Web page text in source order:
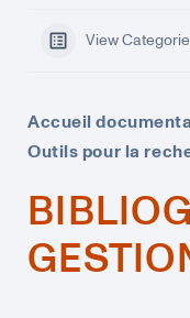
View
Accueil
Outils pour la